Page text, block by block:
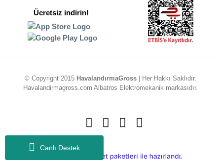
Canlı Destek
Ücretsiz indirin!
© Copyright 2015 HavalandırmaGross | Her Hakkı Saklıdır.
Havalandirmagross.com Albatros Elektromekanik markasıdır.
ideasoft
e-